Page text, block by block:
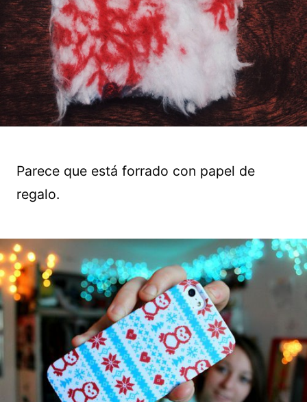
Parece que está forrado con papel de
regalo.